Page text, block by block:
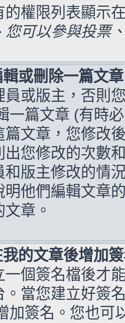
的權限列表顯示
您可以參與投票
或刪除一篇文
員或版主，否則
一篇文章 (有時
篇文章，您修改
出您修改的次數
和版主修改的情
明他們編輯文章
章。
的文章後增加
一個簽名檔後才
。當您建立好簽
加簽名。您也可